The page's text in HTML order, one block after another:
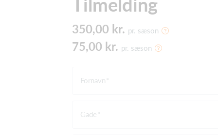
350,00 kr. pr. sæson
75,00 kr. pr. sæson
Fornavn
Gade